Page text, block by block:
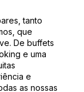
tanto
que
De buffets
e uma
e
as nossas